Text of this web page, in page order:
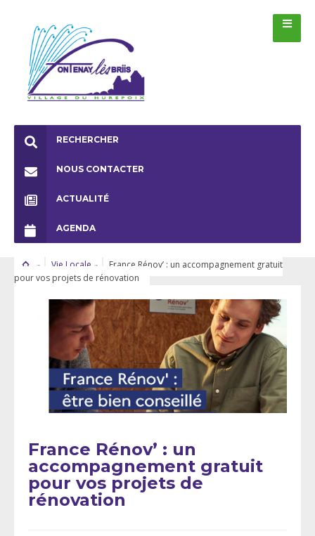
RECHERCHER
NOUS CONTACTER
ACTUALITÉ
AGENDA
Vie Locale
France Rénov’ : un accompagnement gratuit
pour vos projets de rénovation
France Rénov’ : un
accompagnement gratuit
pour vos projets de
rénovation